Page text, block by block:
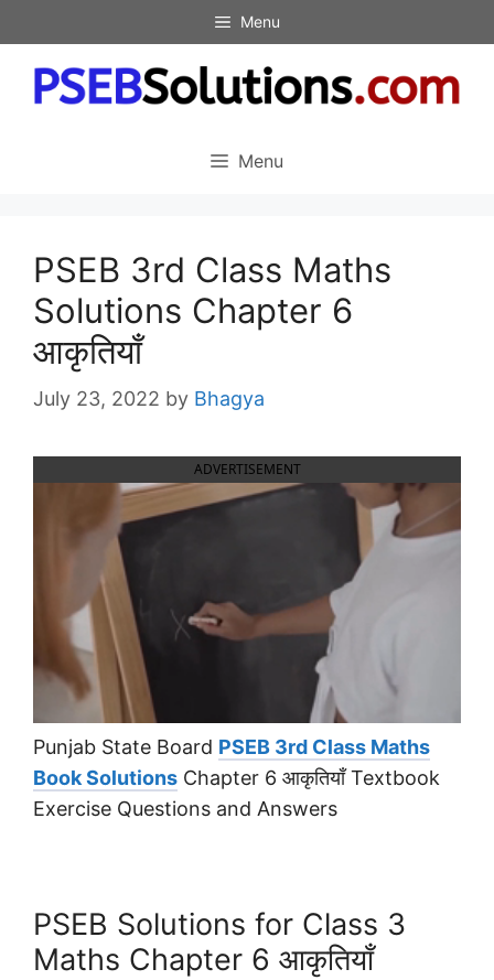
to
content
Menu
Menu
PSEB 3rd Class Maths
Solutions Chapter 6
आकृतियाँ
July 23, 2022 by Bhagya
ADVERTISEMENT
Punjab State Board PSEB 3rd Class Maths
Book Solutions Chapter 6 आकृतियाँ Textbook
Exercise Questions and Answers
PSEB Solutions for Class 3
Maths Chapter 6 आकृतियाँ